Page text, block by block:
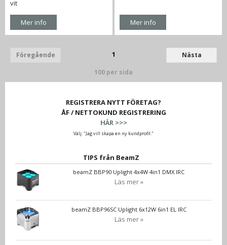
vit
Mer info Mer info
Föregående 1
Nästa
100 per sida
REGISTRERA NYTT FÖRETAG?
ÅF / NETTOKUND REGISTRERING
HÄR >>>
Välj: "Jag vill skapa en ny kundprofil."
TIPS från BeamZ
beamZ BBP90 Uplight 4x4W 4in1 DMX IRC
Läs mer »
beamZ BBP96SC Uplight 6x12W 6in1 EL IRC
Läs mer »